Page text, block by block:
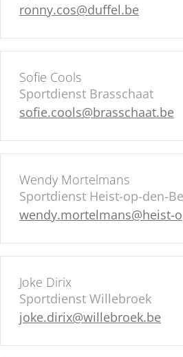
ronny.cos@duffel.be
Sofie Cools
Sportdienst Brasschaat
sofie.cools@brasschaat.be
Wendy Mortelmans
Sportdienst Heist-op-den-
wendy.mortelmans@heist-
Joke Dirix
Sportdienst Willebroek
joke.dirix@willebroek.be